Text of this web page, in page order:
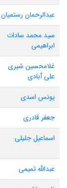
عبدالرحمان رستمیان
سید محمد سادات
ابراهیمی
غلامحسین شیری
علی آبادی
یونس اسدی
جعفر قادری
اسماعیل جلیلی
عبدالله تمیمی